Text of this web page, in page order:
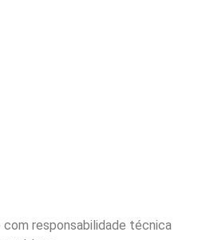
responsabilidade técnica